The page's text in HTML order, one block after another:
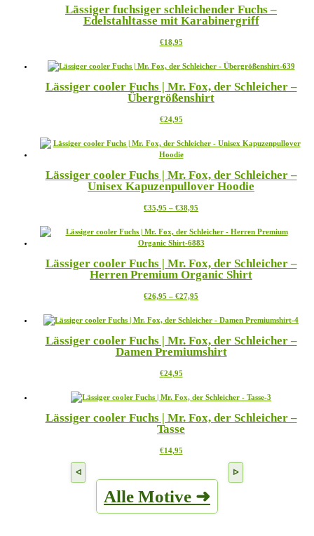
gewählt
werden
auf.
Die
können
der
gewählt
werden
Lässiger fuchsiger schleichender Fuchs –
Edelstahltasse mit Karabinergriff
€18,95Dieses
weist
Varianten
auf.
Optionen
auf
der
gewählt
werden
Lässiger cooler Fuchs | Mr. Fox, der Schleicher –
Übergrößenshirt
€24,95Dieses
weist
mehrere
auf.
Die
können
der
Produktseite
werden
Lässiger cooler Fuchs | Mr. Fox, der Schleicher –
Unisex Kapuzenpullover Hoodie
€35,95 – €38,95
bis
€38,95
weist
mehrere
auf.
Die
der
gewählt
werden
Lässiger cooler Fuchs | Mr. Fox, der Schleicher –
Herren Premium Organic Shirt
€26,95 – €27,95
bis
weist
Varianten
auf.
auf
Produktseite
Lässiger cooler Fuchs | Mr. Fox, der Schleicher –
Damen Premiumshirt
€24,95Dieses
weist
Varianten
auf.
Optionen
Produktseite
gewählt
Lässiger cooler Fuchs | Mr. Fox, der Schleicher –
Tasse
€14,95Dieses
Varianten
auf.
Alle Motive ➜